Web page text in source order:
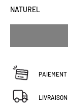
NATUREL
PAIEMENT